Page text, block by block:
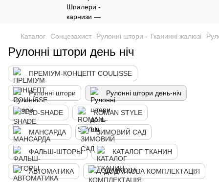
Каталог Сонцезахист Рулонні штори - Тканинні жалюзі
Рулонні штори день ніч
ПРЕМІУМ-КОНЦЕПТ COULISSE
Рулонні штори Рулонні штори день-ніч
3D-SHADE ROMAN STYLE
МАНСАРДА ЗИМОВИЙ САД
ФАЛЬШ-ШТОРЫ КАТАЛОГ ТКАНИН
АВТОМАТИКА ДОДАТКОВА КОМПЛЕКТАЦІЯ